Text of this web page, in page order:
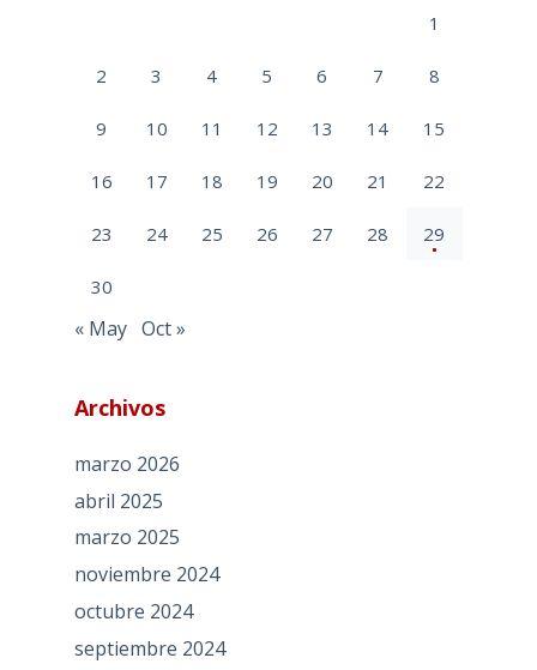
1
2 3 4 5 6 7 8
9 10 11 12 13 14 15
16 17 18 19 20 21 22
23 24 25 26 27 28 29
30
« May Oct »
Archivos
marzo 2026
abril 2025
marzo 2025
noviembre 2024
octubre 2024
septiembre 2024